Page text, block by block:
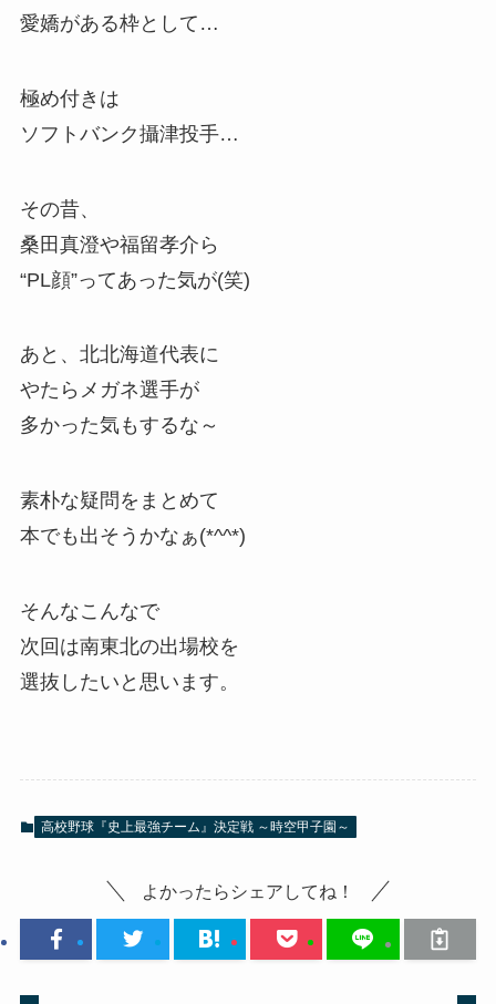
愛嬌がある枠として…
極め付きは
ソフトバンク攝津投手…
その昔、
桑田真澄や福留孝介ら
“PL顔”ってあった気が(笑)
あと、北北海道代表に
やたらメガネ選手が
多かった気もするな～
素朴な疑問をまとめて
本でも出そうかなぁ(*^^*)
そんなこんなで
次回は南東北の出場校を
選抜したいと思います。
高校野球『史上最強チーム』決定戦 ～時空甲子園～
よかったらシェアしてね！